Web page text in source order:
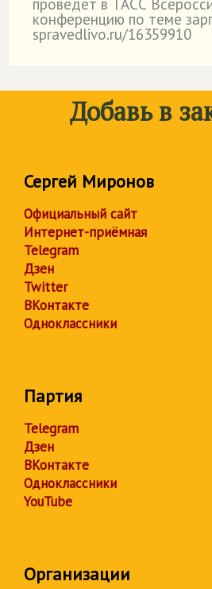
конференцию по теме
spravedlivo.ru/16359910
Добавь в
Сергей Миронов
Официальный сайт
Интернет-приёмная
Telegram
Дзен
Twitter
ВКонтакте
Одноклассники
Партия
Telegram
Дзен
ВКонтакте
Одноклассники
YouTube
Организации